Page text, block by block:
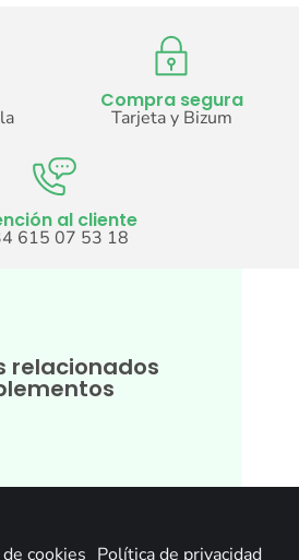
Compra segura
Tarjeta y Bizum
al cliente
615 07 53 18
relacionados
cookies Política de privacidad